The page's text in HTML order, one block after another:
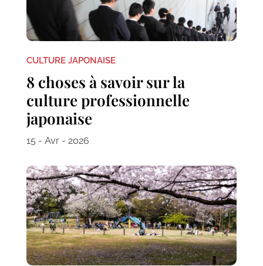
CULTURE JAPONAISE
8 choses à savoir sur la
culture professionnelle
japonaise
15 - Avr - 2026